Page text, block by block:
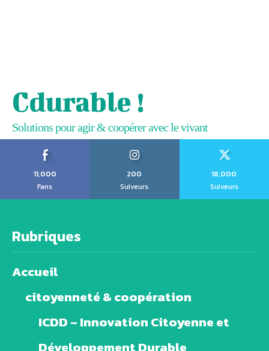
Cdurable !
Solutions pour agir & coopérer avec le vivant
11,000
Fans
200
Suiveurs
18,000
Suiveurs
Rubriques
Accueil
citoyenneté & coopération
ICDD – Innovation Citoyenne et
Développement Durable